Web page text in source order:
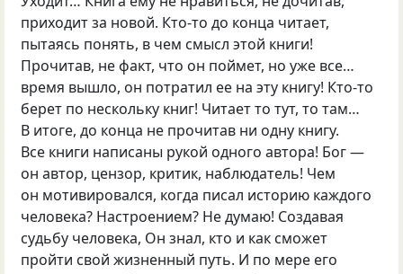
приходит за новой. Кто-то до конца читает,
пытаясь понять, в чем смысл этой книги!
Прочитав, не факт, что он поймет, но уже все…
время вышло, он потратил ее на эту книгу! Кто-то
берет по нескольку книг! Читает то тут, то там…
В итоге, до конца не прочитав ни одну книгу.
Все книги написаны рукой одного автора! Бог —
он автор, цензор, критик, наблюдатель! Чем
он мотивировался, когда писал историю каждого
человека? Настроением? Не думаю! Создавая
судьбу человека, Он знал, кто и как сможет
пройти свой жизненный путь. И по мере его